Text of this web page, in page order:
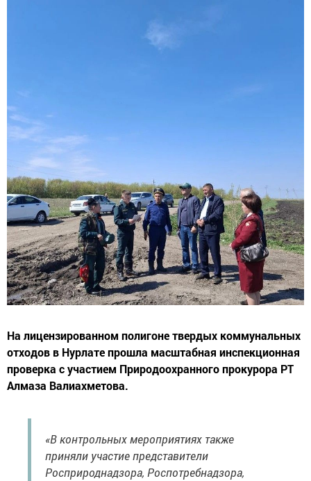
На лицензированном полигоне твердых коммунальных
отходов в Нурлате прошла масштабная инспекционная
проверка с участием Природоохранного прокурора РТ
Алмаза Валиахметова.
«В контрольных мероприятиях также
приняли участие представители
Росприроднадзора, Роспотребнадзора,